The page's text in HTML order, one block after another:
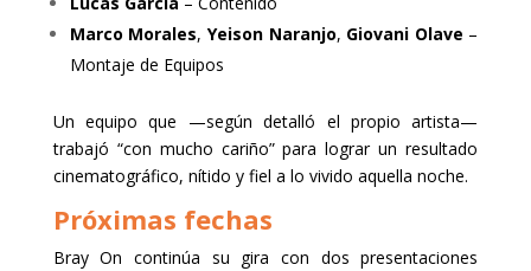
Marco Morales, Yeison Naranjo, Giovani Olave –
Montaje de Equipos
Un equipo que —según detalló el propio artista—
trabajó “con mucho cariño” para lograr un resultado
cinematográfico, nítido y fiel a lo vivido aquella noche.
Próximas fechas
Bray On continúa su gira con dos presentaciones